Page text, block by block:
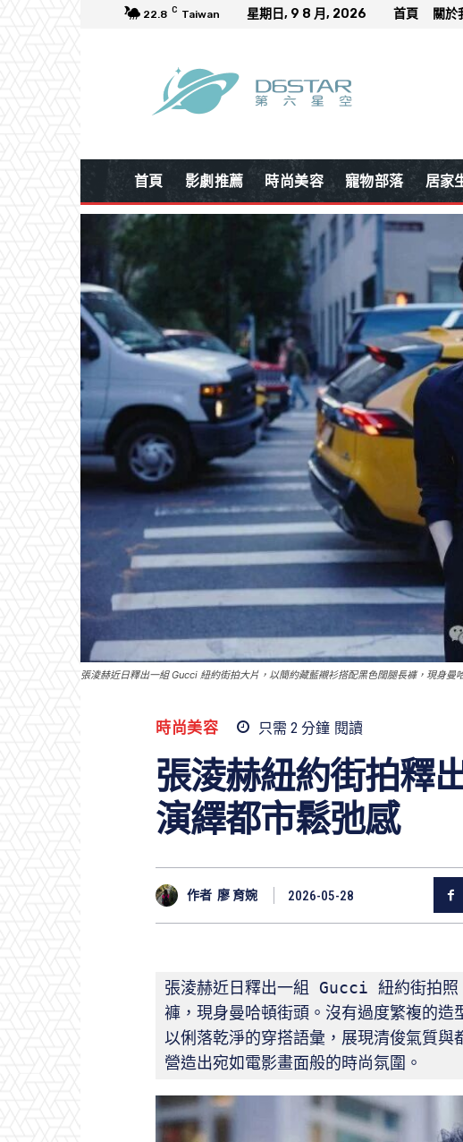
22.8 C Taiwan 星期日, 9 8 月, 2026 首頁 關於
首頁 影劇推薦 時尚美容 寵物部落 居家
張淩赫近日釋出一組 Gucci 紐約街拍大片，以簡約藏藍襯衫搭配黑色闊腿長褲，現身曼
時尚美容 只需 2 分鐘 閱讀
張淩赫紐約街拍釋
演繹都市鬆弛感
作者 廖 育婉 2026-05-28
張淩赫近日釋出一組 Gucci 紐約街拍照
褲，現身曼哈頓街頭。沒有過度繁複的造
以俐落乾淨的穿搭語彙，展現清俊氣質與
營造出宛如電影畫面般的時尚氛圍。